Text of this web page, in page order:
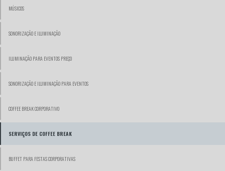
MÚSICOS
SONORIZAÇÃO E ILUMINAÇÃO
ILUMINAÇÃO PARA EVENTOS PREÇO
SONORIZAÇÃO E ILUMINAÇÃO PARA EVENTOS
COFFEE BREAK CORPORATIVO
SERVIÇOS DE COFFEE BREAK
BUFFET PARA FESTAS CORPORATIVAS